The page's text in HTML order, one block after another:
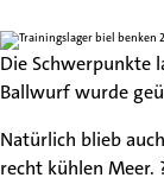
Unsere
Ärztinnen
Die Schwerpunkte
Ballwurf wurde
Natürlich blieb
recht kühlen Meer.